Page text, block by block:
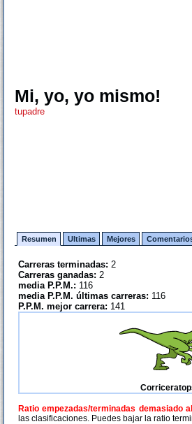
Mi, yo, yo mismo!
tupadre
Resumen Ultimas Mejores
Carreras terminadas: 2
Carreras ganadas: 2
media P.P.M.: 116
media P.P.M. últimas carreras: 116
P.P.M. mejor carrera: 141
Ratio empezadas/terminadas demasiado
las clasificaciones. Puedes bajar la ratio